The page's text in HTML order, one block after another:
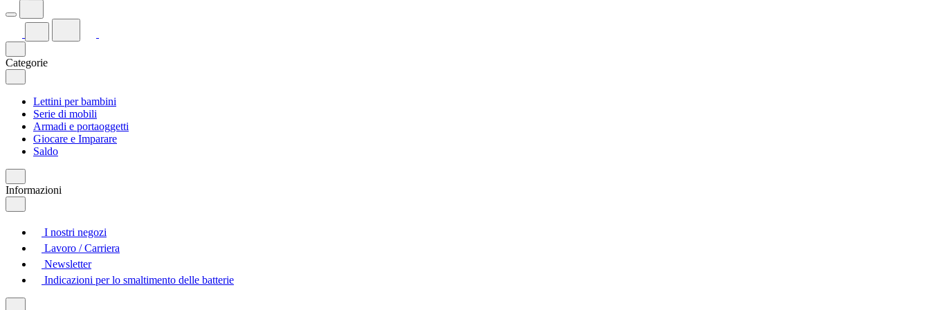
Categorie
Lettini per bambini
Serie di mobili
Armadi e portaoggetti
Giocare e Imparare
Saldo
Informazioni
I nostri negozi
Lavoro / Carriera
Newsletter
Indicazioni per lo smaltimento delle batterie